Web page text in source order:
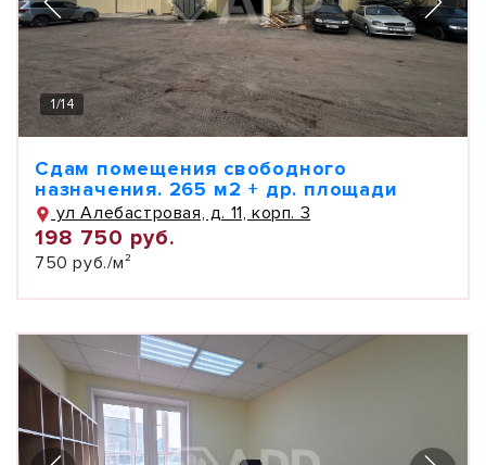
1/14
Сдам помещения свободного
назначения. 265 м2 + др. площади
ул Алебастровая, д. 11, корп. 3
198 750 руб.
750 руб./м²